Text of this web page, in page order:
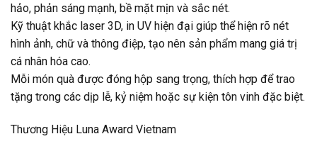
hảo, phản sáng mạnh, bề mặt mịn và sắc nét.
Kỹ thuật khắc laser 3D, in UV hiện đại giúp thể hiện rõ nét
hình ảnh, chữ và thông điệp, tạo nên sản phẩm mang giá trị
cá nhân hóa cao.
Mỗi món quà được đóng hộp sang trọng, thích hợp để trao
tặng trong các dịp lễ, kỷ niệm hoặc sự kiện tôn vinh đặc biệt.
Thương Hiệu Luna Award Vietnam